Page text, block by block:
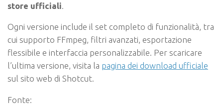
store ufficiali
Ogni versione include il set completo di funzionalità, tra
cui supporto FFmpeg, filtri avanzati, esportazione
flessibile e interfaccia personalizzabile. Per scaricare
l’ultima versione, visita la pagina dei download ufficiale
sul sito web di Shotcut.
Fonte: